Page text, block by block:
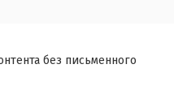
без письменного